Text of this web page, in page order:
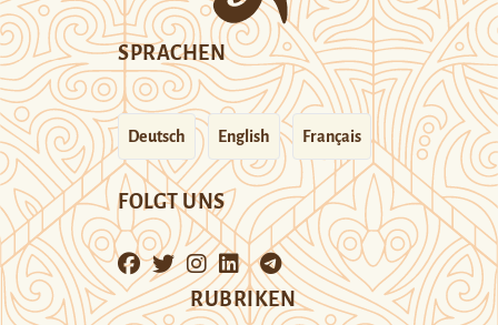
SPRACHEN
Deutsch English Français
FOLGT UNS
RUBRIKEN